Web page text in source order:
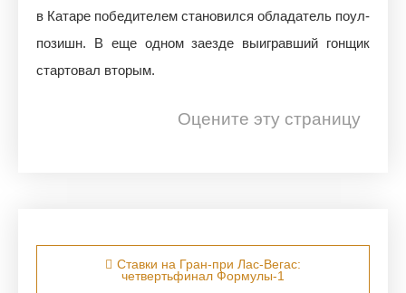
в Катаре победителем становился обладатель поул-
позишн. В еще одном заезде выигравший гонщик
стартовал вторым.
Оцените эту страницу
Навигация по записям
Ставки на Гран-при Лас-Вегас:
четвертьфинал Формулы-1